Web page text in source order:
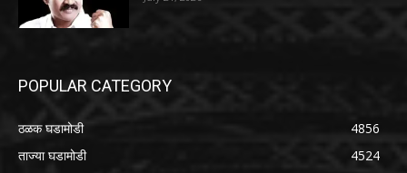
POPULAR CATEGORY
ठळक घडामोडी
4856
ताज्या घडामोडी
4524